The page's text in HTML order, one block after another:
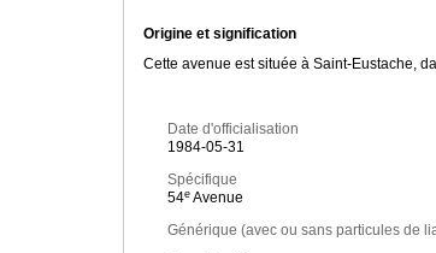
Origine et signification
Cette avenue est située à Saint-Eustache,
Date d'officialisation
1984-05-31
Spécifique
54e Avenue
Générique (avec ou sans particules de